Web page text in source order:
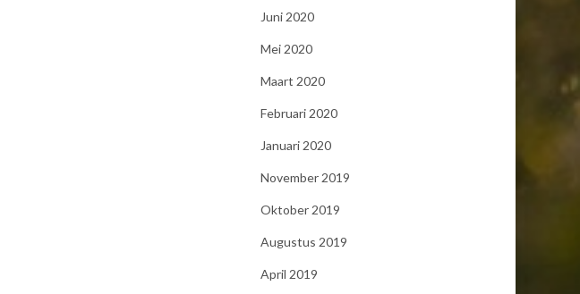
Juni 2020
Mei 2020
Maart 2020
Februari 2020
Januari 2020
November 2019
Oktober 2019
Augustus 2019
April 2019